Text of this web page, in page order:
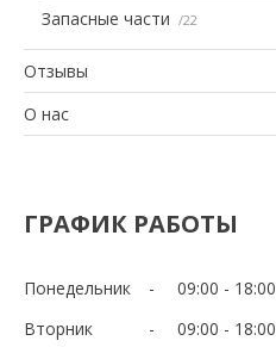
Запасные части 22
Отзывы
О нас
ГРАФИК РАБОТЫ
Понедельник 09:00
18:00
Вторник
09:00
18:00